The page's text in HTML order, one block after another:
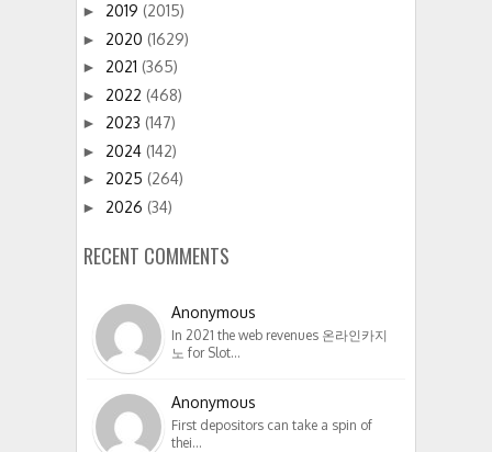
► 2019 (2015)
► 2020 (1629)
► 2021 (365)
► 2022 (468)
► 2023 (147)
► 2024 (142)
► 2025 (264)
► 2026 (34)
RECENT COMMENTS
Anonymous
In 2021 the web revenues 온라인카지
노 for Slot…
Anonymous
First depositors can take a spin of
thei…